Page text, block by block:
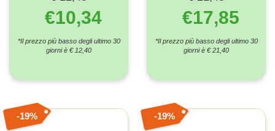
€10,34
*Il prezzo più basso degli ultimo 30
giorni è € 12,40
€17,85
*Il prezzo più basso degli ultimo 30
giorni è € 21,40
19% 19%